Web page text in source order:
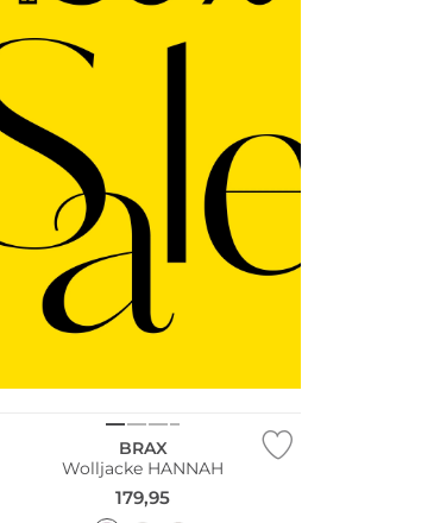
NEU
BRAX
Wolljacke HANNAH
179,95